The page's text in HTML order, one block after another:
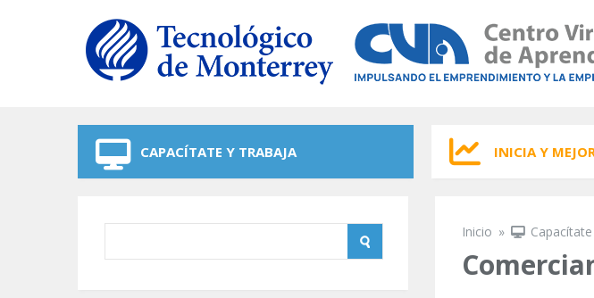
CAPACÍTATE Y TRABAJA INICIA Y
Se
Inicio »